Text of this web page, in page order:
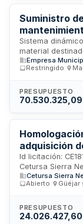
eficiente de la
dinámico que
Suministro
taller -
Madrid
Sistema
material
autobuses,
Empresa
componentes
ferretería,
restringido con
electrónica,
normativa de
Empresa
Restringido
PRESUPUESTO
70.530.325,09
adquisición
disponibles
Nevada SA
Id licitación:
Cetursa Sierra
Cetursa Sierra
Abierto
Güéjar
PRESUPUESTO
24.026.427,60